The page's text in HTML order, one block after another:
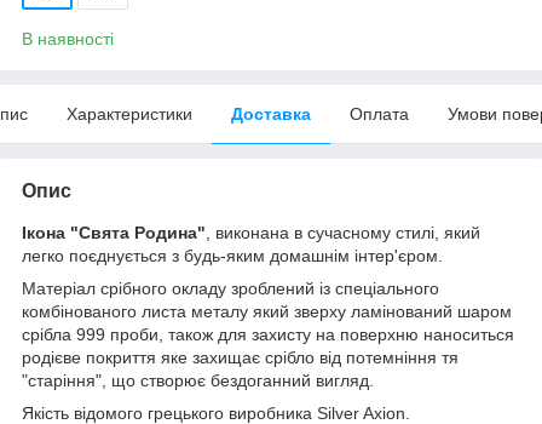
В наявності
Характеристики Доставка Оплата Умови
Опис
Ікона "Свята Родина" , виконана в сучасному стилі, який
легко поєднується з будь-яким домашнім інтер'єром.
Матеріал срібного окладу зроблений із спеціального
комбінованого листа металу який зверху ламінований шаром
срібла 999 проби, також для захисту на поверхню наноситься
родієве покриття яке захищає срібло від потемніння тя
"старіння", що створює бездоганний вигляд.
Якість відомого грецького виробника Silver Axion.